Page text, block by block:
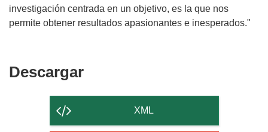
investigación centrada en un objetivo, es la que nos
permite obtener resultados apasionantes e inesperados."
DescargarDescargar
contenido
de
XML